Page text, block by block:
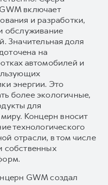
включает
и разработки,
обслуживание
Значительная доля
на
автомобилей и
энергии. Это
более экологичные,
для
Концерн вносит
технологического
отрасли, в том числе
собственных
GWM создал